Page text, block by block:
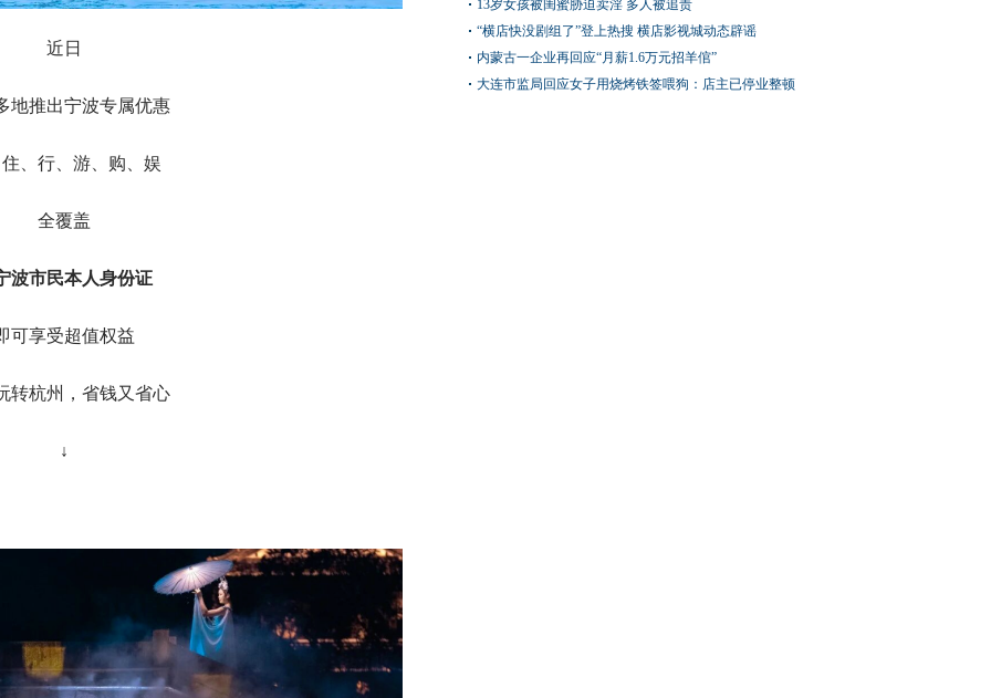
近日
地推出宁波专属优惠
、行、游、购、娱
全覆盖
波市民本人身份证
可享受超值权益
转杭州，省钱又省心
↓
13岁女孩被闺蜜胁迫卖淫 多人被追责
“横店快没剧组了”登上热搜 横店影视城动态辟谣
内蒙古一企业再回应“月薪1.6万元招羊倌”
大连市监局回应女子用烧烤铁签喂狗：店主已停业整顿